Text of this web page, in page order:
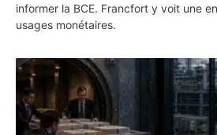
informer la BCE. Francfort y voit une
usages monétaires.
Jane Street négocie le transfert